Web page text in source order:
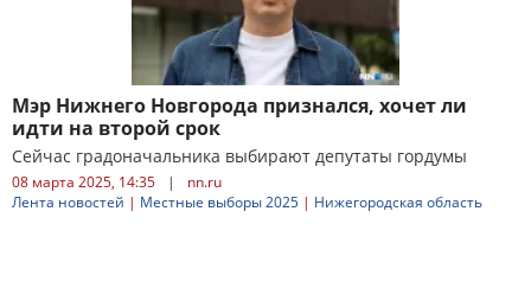
Мэр Нижнего Новгорода признался, хочет ли
идти на второй срок
Сейчас градоначальника выбирают депутаты гордумы
08 марта 2025, 14:35 |
nn.ru
Лента новостей | Местные выборы 2025 | Нижегородская область